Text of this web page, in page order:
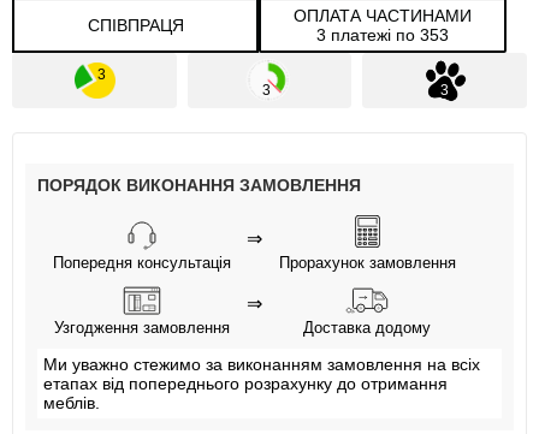
СПІВПРАЦЯ
ОПЛАТА ЧАСТИНАМИ
3 платежі по 353
ПОРЯДОК ВИКОНАННЯ ЗАМОВЛЕННЯ
Попередня консультація
⇒
Прорахунок замовлення
Узгодження замовлення
⇒
Доставка додому
Ми уважно стежимо за виконанням замовлення на всіх
етапах від попереднього розрахунку до отримання
меблів.